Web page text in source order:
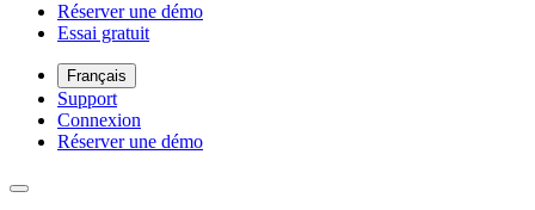
Réserver une démo
Essai gratuit
Français
Support
Connexion
Réserver une démo